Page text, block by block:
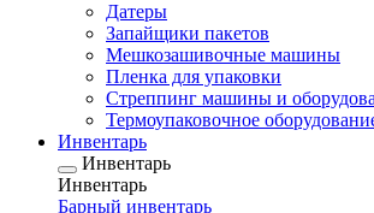
Датеры
Запайщики пакетов
Мешкозашивочные машины
Пленка для упаковки
Стреппинг машины и
Термоупаковочное
Инвентарь
Инвентарь
Инвентарь
Барный инвентарь